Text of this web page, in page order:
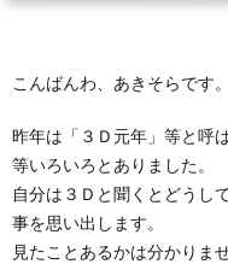
こんばんわ、あきそらです。
昨年は「３Ｄ元年」等と呼
等いろいろとありました。
自分は３Ｄと聞くとどうし
事を思い出します。
見たことあるかは分かりま